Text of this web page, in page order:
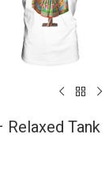
Relaxed Tank